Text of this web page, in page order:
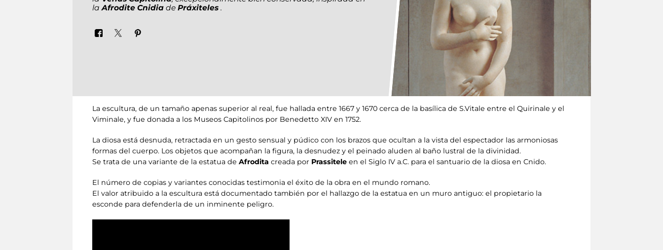
la Afrodite Cnidia de Práxiteles .
La escultura, de un tamaño apenas superior al real, fue hallada entre 1667 y 1670 cerca de la basílica de S.Vitale entre el Quirinale y el
Viminale, y fue donada a los Museos Capitolinos por Benedetto XIV en 1752.
La diosa está desnuda, retractada en un gesto sensual y púdico con los brazos que ocultan a la vista del espectador las armoniosas
formas del cuerpo. Los objetos que acompañan la figura, la desnudez y el peinado aluden al baño lustral de la divinidad.
Se trata de una variante de la estatua de Afrodita creada por Prassitele en el Siglo IV a.C. para el santuario de la diosa en Cnido.
El número de copias y variantes conocidas testimonia el éxito de la obra en el mundo romano.
El valor atribuido a la escultura está documentado también por el hallazgo de la estatua en un muro antiguo: el propietario la
esconde para defenderla de un inminente peligro.